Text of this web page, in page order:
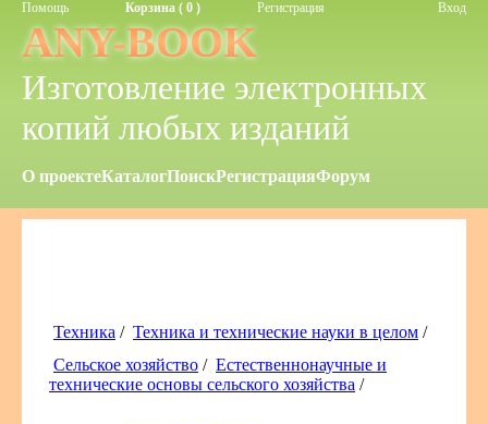
Помощь Корзина ( 0 ) Регистрация Вход
ANY-BOOK
Изготовление электронных
копий любых изданий
О проектеКаталогПоискРегистрацияФорум
Техника / Техника и технические науки в целом /
Сельское хозяйство / Естественнонаучные и
технические основы сельского хозяйства /